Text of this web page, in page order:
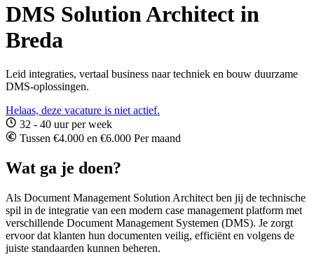
DMS Solution Architect in
Breda
Leid integraties, vertaal business naar techniek en bouw duurzame
DMS-oplossingen.
Helaas, deze vacature is niet actief.
32 - 40 uur per week
Tussen €4.000 en €6.000 Per maand
Wat ga je doen?
Als Document Management Solution Architect ben jij de technische
spil in de integratie van een modern case management platform met
verschillende Document Management Systemen (DMS). Je zorgt
ervoor dat klanten hun documenten veilig, efficiënt en volgens de
juiste standaarden kunnen beheren.